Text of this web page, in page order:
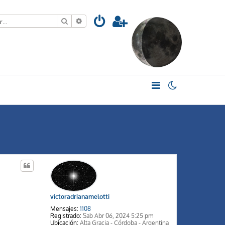
Buscar Búsqueda avanzada
victoradrianamelotti
Mensajes: 1108
Registrado: Sab Abr 06, 2024 5:25 pm
Ubicación: Alta Gracia - Córdoba - Argentina